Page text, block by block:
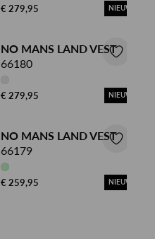
€ 279,95 NIEUW
NO MANS LAND VEST
66180
€ 279,95 NIEUW
NO MANS LAND VEST
66179
€ 259,95 NIEUW